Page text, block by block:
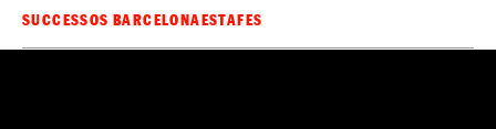
SUCCESSOS BARCELONAESTAFES